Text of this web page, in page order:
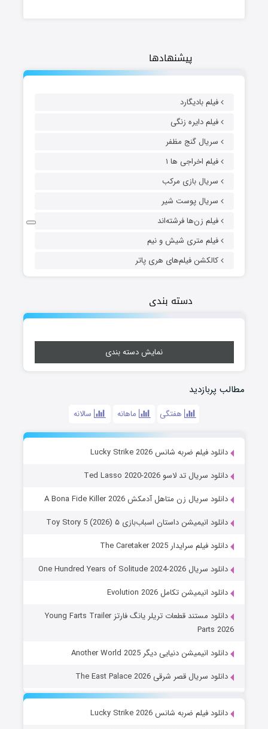
پیشنهادها
فیلم بادیگارد
فیلم دایره زنگی
سریال گنج مظفر
فیلم اخراجی ها ۱
سریال بازی مرکب
سریال پوست شیر
فیلم زن‌ها فرشته‌اند
فیلم متری شیش و نیم
کالکشن فیلم‌های هری پاتر
دسته بندی
نمایش دسته بندی
مطالب پربازدید
هفتگی ماهانه سالانه
دانلود فیلم ضربه شانس Lucky Strike 2026
دانلود سریال تد لاسو Ted Lasso 2020-2026
دانلود سریال زن متاهل آدمکش A Bona Fide Killer 2026
دانلود انیمیشن داستان اسباب‌بازی ۵ Toy Story 5 (2026)
دانلود فیلم سرایدار The Caretaker 2025
دانلود سریال One Hundred Years of Solitude 2024-2026
دانلود انیمیشن تکامل Evolution 2026
دانلود مستند قطعات تریلر یانگ فارتز Young Farts Trailer
Parts 2026
دانلود انیمیشن دنیایی دیگر Another World 2025
دانلود سریال قصر شرقی The East Palace 2026
دانلود فیلم ضربه شانس Lucky Strike 2026